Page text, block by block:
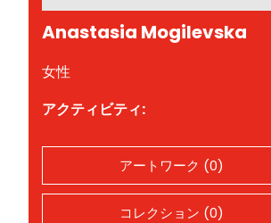
Anastasia Mogilevska
女性
アクティビティ:
アートワーク (0)
コレクション (0)